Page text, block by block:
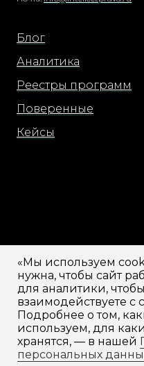
Блог
Аналитика
Реестры программ
Поверенные
Кейсы
Санкт-Петербург
Кабинет
«Мы используем
нужна, чтобы сайт
для аналитики,
взаимодействуете с
Подробнее о том,
используем, для
хранятся, — в нашей
персональных